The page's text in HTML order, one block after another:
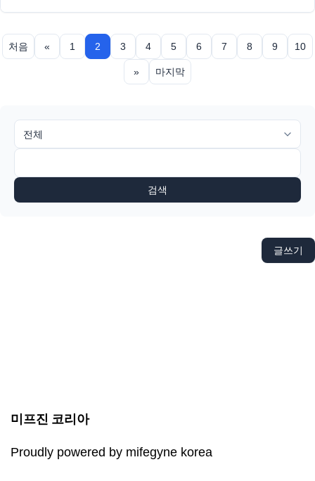
처음 « 1 2 3 4 5 6 7 8 9 10
» 마지막
검색
글쓰기
미프진 코리아
Proudly powered by mifegyne korea